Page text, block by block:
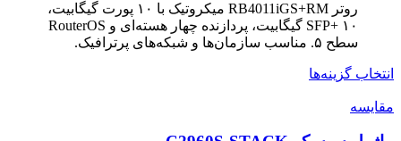
روتر RB4011iGS+RM میکروتیک با ۱۰ پورت گیگابیت،
SFP+ ۱۰ گیگابیت، پردازنده چهار هسته‌ای و RouterOS
سطح ۵. مناسب سازمان‌ها و شبکه‌های پرترافیک.
انتخاب گزینه‌ها
مقایسه